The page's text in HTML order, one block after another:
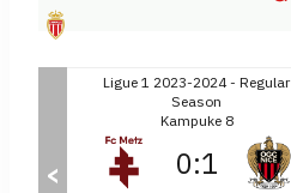
Ligue 1 2023-2024 - Regular
Season
Kampuke 8
0:1
<